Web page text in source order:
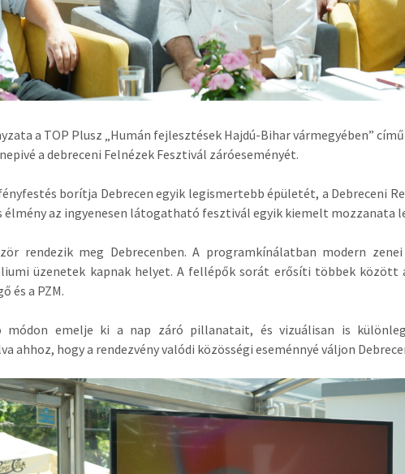
a TOP Plusz „Humán fejlesztések Hajdú-Bihar vármegyében”
a debreceni Felnézek Fesztivál záróeseményét.
borítja Debrecen egyik legismertebb épületét, a Debreceni
az ingyenesen látogatható fesztivál egyik kiemelt mozzanata
rendezik meg Debrecenben. A programkínálatban modern
üzenetek kapnak helyet. A fellépők sorát erősíti többek között
és a PZM.
módon emelje ki a nap záró pillanatait, és vizuálisan is
ahhoz, hogy a rendezvény valódi közösségi eseménnyé váljon